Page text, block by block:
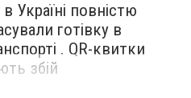
Україні повністю
готівку в
. QR-квитки
збій